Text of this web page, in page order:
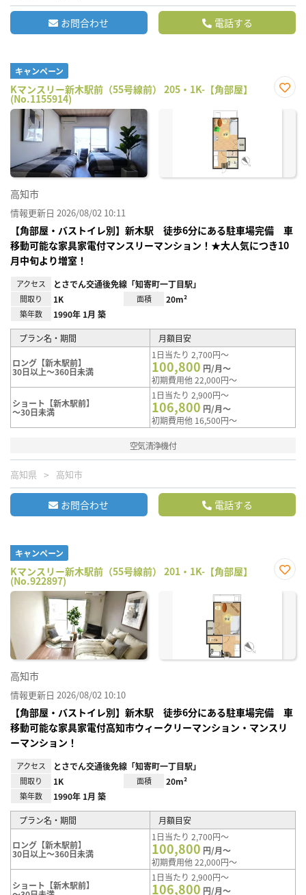
お問合わせ 電話する
キャンペーン
Kマンスリー新木駅前（55号線前） 205・1K-【角部屋】
(No.1155914)
に入
高知市
情報更新日 2026/08/02 10:11
【角部屋・バストイレ別】新木駅 徒歩6分にある駐車場完備 車
移動可能な家具家電付マンスリーマンション！★大人気につき10
月中旬より増室！
アクセス とさでん交通後免線「知寄町一丁目駅」
間取り 1K 面積 20m²
築年数 1990年 1月 築
プラン名・期間 月額目安
ロング【新木駅前】
30日以上～360日未満
1日当たり 2,700円～
100,800 円/月～
初期費用他 22,000円～
ショート【新木駅前】
～30日未満
1日当たり 2,900円～
106,800 円/月～
初期費用他 16,500円～
空気清浄機付
高知県 高知市
お問合わせ 電話する
キャンペーン
Kマンスリー新木駅前（55号線前） 201・1K-【角部屋】
(No.922897)
に入
高知市
情報更新日 2026/08/02 10:10
【角部屋・バストイレ別】新木駅 徒歩6分にある駐車場完備 車
移動可能な家具家電付高知市ウィークリーマンション・マンスリ
ーマンション！
アクセス とさでん交通後免線「知寄町一丁目駅」
間取り 1K 面積 20m²
築年数 1990年 1月 築
プラン名・期間 月額目安
ロング【新木駅前】
30日以上～360日未満
1日当たり 2,700円～
100,800 円/月～
初期費用他 22,000円～
ショート【新木駅前】
1日当たり 2,900円～
106,800 円/月～